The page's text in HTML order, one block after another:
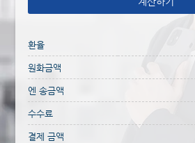
환율
원화금액
엔 송금액
수수료
결제 금액